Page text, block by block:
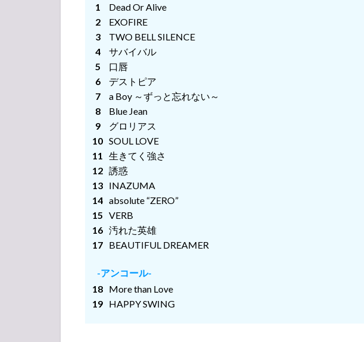
Special
LIVE
2
GLAY
ライ
ブ・
コン
サー
2025
セッ
トリ
スト
2.1
LIVE at
HOME
vol.9 in
TOKYO
2.2
GLAY
30th
Dead Or Alive
EXOFIRE
TWO BELL SILENCE
サバイバル
口唇
デストピア
a Boy ～ずっと忘れない～
Blue Jean
グロリアス
SOUL LOVE
生きてく強さ
誘惑
INAZUMA
absolute “ZERO”
VERB
汚れた英雄
BEAUTIFUL DREAMER
-アンコール-
More than Love
HAPPY SWING